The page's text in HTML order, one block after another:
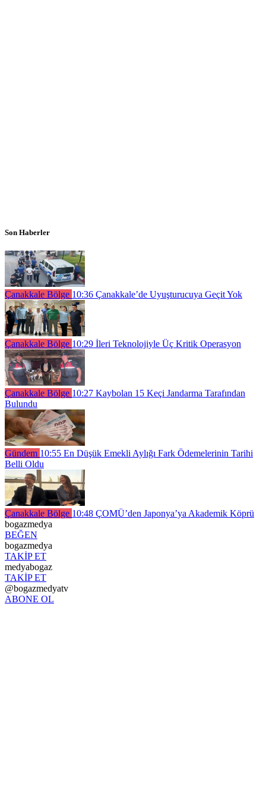
Son Haberler
Çanakkale Bölge 10:36 Çanakkale’de Uyuşturucuya Geçit Yok
Çanakkale Bölge 10:29 İleri Teknolojiyle Üç Kritik Operasyon
Çanakkale Bölge 10:27 Kaybolan 15 Keçi Jandarma Tarafından
Bulundu
Gündem 10:55 En Düşük Emekli Aylığı Fark Ödemelerinin Tarihi
Belli Oldu
Çanakkale Bölge 10:48 ÇOMÜ’den Japonya’ya Akademik Köprü
bogazmedya
BEĞEN
bogazmedya
TAKİP ET
medyabogaz
TAKİP ET
@bogazmedyatv
ABONE OL